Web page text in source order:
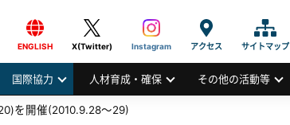
INC.
ENGLISH X(Twitter) Instagram アクセス サイトマップ
国際協力 人材育成・確保 その他の活動等
を開催(2010.9.28～29)